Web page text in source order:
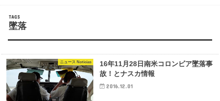
墜落
ニュース Noticias
16年11月28日南米コロンビア墜落事
故！とナスカ情報
2016.12.01